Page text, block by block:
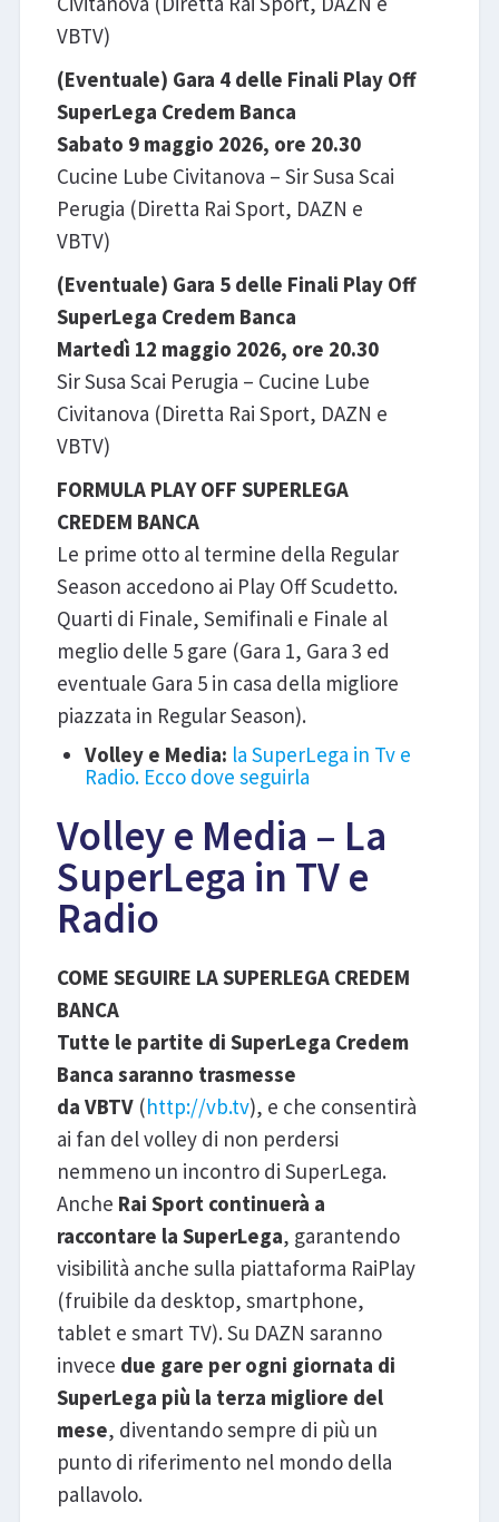
VBTV)
(Eventuale) Gara 4 delle Finali Play Off
SuperLega Credem Banca
Sabato 9 maggio 2026, ore 20.30
Cucine Lube Civitanova – Sir Susa Scai
Perugia (Diretta Rai Sport, DAZN e
VBTV)
(Eventuale) Gara 5 delle Finali Play Off
SuperLega Credem Banca
Martedì 12 maggio 2026, ore 20.30
Sir Susa Scai Perugia – Cucine Lube
Civitanova (Diretta Rai Sport, DAZN e
VBTV)
FORMULA PLAY OFF SUPERLEGA
CREDEM BANCA
Le prime otto al termine della Regular
Season accedono ai Play Off Scudetto.
Quarti di Finale, Semifinali e Finale al
meglio delle 5 gare (Gara 1, Gara 3 ed
eventuale Gara 5 in casa della migliore
piazzata in Regular Season).
Volley e Media: la SuperLega in Tv e
Radio. Ecco dove seguirla
Volley e Media – La
SuperLega in TV e
Radio
COME SEGUIRE LA SUPERLEGA CREDEM
BANCA
Tutte le partite di SuperLega Credem
Banca saranno trasmesse
da VBTV(http://vb.tv), e che consentirà
ai fan del volley di non perdersi
nemmeno un incontro di SuperLega.
Anche Rai Sport continuerà a
raccontare la SuperLega, garantendo
visibilità anche sulla piattaforma RaiPlay
(fruibile da desktop, smartphone,
tablet e smart TV). Su DAZN saranno
invece due gare per ogni giornata di
SuperLega più la terza migliore del
mese, diventando sempre di più un
punto di riferimento nel mondo della
pallavolo.